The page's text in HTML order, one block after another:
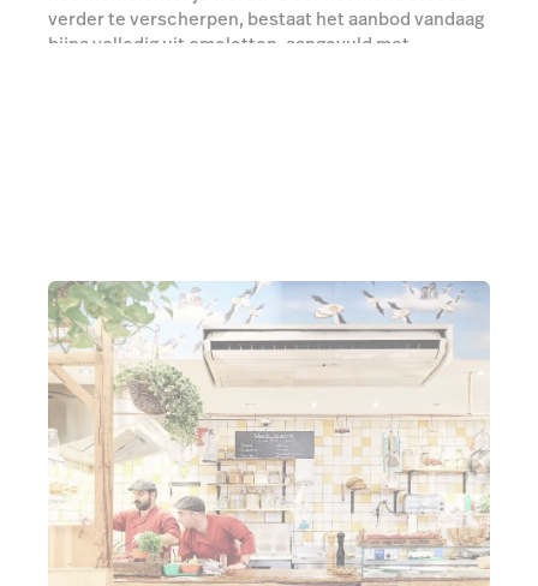
verder te verscherpen, bestaat het aanbod vandaag
bijna volledig uit omeletten, aangevuld met